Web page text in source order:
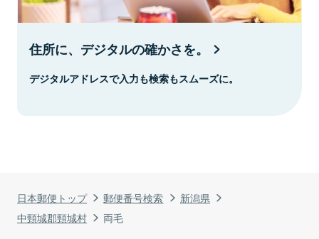
日本郵便トップ 郵便番号検索
新潟県
中頸城郡頸城村
両毛
住所に、デジタルの確かさを。
デジタルアドレスで入力も検索もスムーズに。